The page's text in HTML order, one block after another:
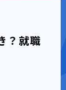
？就職